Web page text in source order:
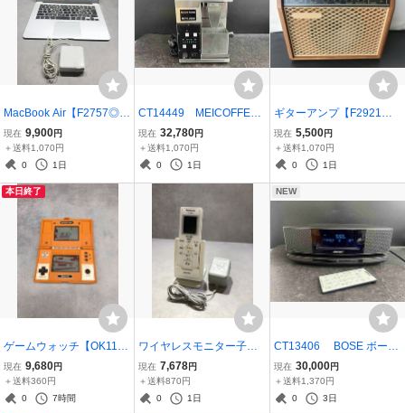
MacBook Air【F2757◎】
Apple A1466 アップル 1
3インチ 1.3GHz intel Cor
e i5 4GB 1600MHz DDR3
0605
現在 9,900円
＋送料1,070円
0
1日
CT14449 MEICOFFEE
コーヒーロースター コー
ヒー豆 焙煎機 MPR-2000
20250714
現在 32,780円
＋送料1,070円
0
1日
ギターアンプ【F2921
◎】YAMAHA ヤマハ
G-10W オーディオ機器
【未確認】260625
現在 5,500円
＋送料1,070円
0
1日
本日終了
ゲームウォッチ【OK1126
3】DK-52 Nintendo 任天
堂 GAME WATCH DONK
EY KONG ドンキーコング
現在 9,680円
＋送料360円
0
7時間
ワイヤレスモニター子機
【SA2821◎】Panasonic
パナソニック VL-W60
5 充電台・アダプタ PFA
現在 7,678円
＋送料870円
0
1日
NEW
CT13406 BOSE ボーズ
Wave SoundTouch music
system IV 412634-SM2 ミ
ュージックシステム オー
現在 30,000円
＋送料1,370円
0
3日